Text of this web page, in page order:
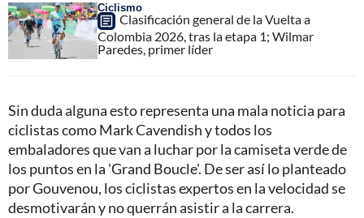
Ciclismo
Clasificación general de la Vuelta a
Colombia 2026, tras la etapa 1; Wilmar
Paredes, primer líder
Sin duda alguna esto representa una mala noticia para
ciclistas como Mark Cavendish y todos los
embaladores que van a luchar por la camiseta verde de
los puntos en la 'Grand Boucle'. De ser así lo planteado
por Gouvenou, los ciclistas expertos en la velocidad se
desmotivarán y no querrán asistir a la carrera.